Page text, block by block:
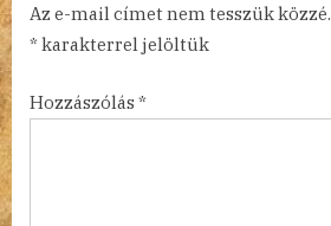
Az e-mail címet nem tesszük közzé.
*karakterrel jelöltük
Hozzászólás *